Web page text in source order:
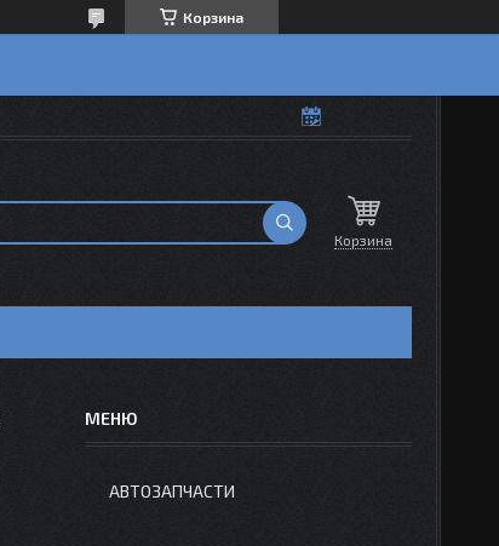
Корзина
Корзина
АВТОЗАПЧАСТИ